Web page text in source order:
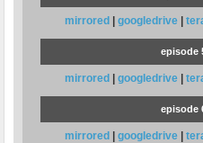
mirrored googledrive
episode
mirrored googledrive
episode
mirrored googledrive